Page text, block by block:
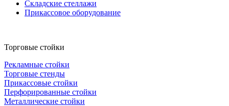
Складские стеллажи
Прикассовое оборудование
Торговые стойки
Рекламные стойки
Торговые стенды
Прикассовые стойки
Перфорированные стойки
Металлические стойки